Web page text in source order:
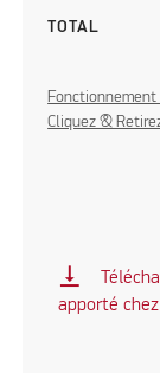
TOTAL
Fonctionnement
Cliquez &
vertical_align_bottom
apporté